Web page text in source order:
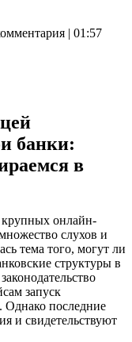
| 01:57
банки:
в
крупных онлайн-
слухов и
тема того, могут ли
структуры в
запуск
Однако последние
и свидетельствуют